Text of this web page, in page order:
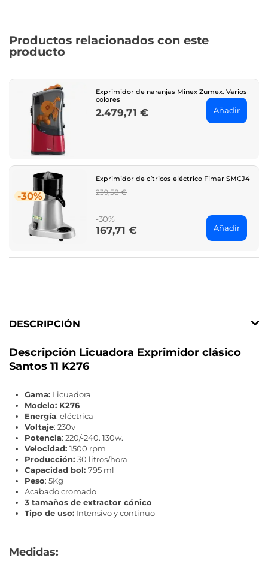
Productos relacionados con este
producto
Exprimidor de naranjas Minex Zumex. Varios
colores
Price
2.479,71 € Añadir
-30%
Exprimidor de cítricos eléctrico Fimar SMCJ4
Regular
239,58 €
-30%
Price
167,71 € Añadir
DESCRIPCIÓN
Descripción Licuadora Exprimidor clásico
Santos 11 K276
Gama: Licuadora
Modelo: K276
Energía: eléctrica
Voltaje: 230v
Potencia: 220/-240. 130w.
Velocidad: 1500 rpm
Producción: 30 litros/hora
Capacidad bol: 795 ml
Peso: 5Kg
Acabado cromado
3 tamaños de extractor cónico
Tipo de uso: Intensivo y continuo
Medidas: